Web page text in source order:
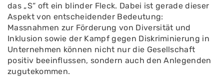
das „S“ oft ein blinder Fleck. Dabei ist gerade dieser
Aspekt von entscheidender Bedeutung:
Massnahmen zur Förderung von Diversität und
Inklusion sowie der Kampf gegen Diskriminierung in
Unternehmen können nicht nur die Gesellschaft
positiv beeinflussen, sondern auch den Anlegenden
zugutekommen.